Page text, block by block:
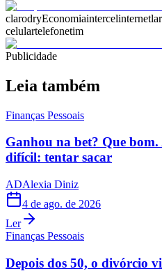
clarodryEconomiaintercelinternet
celulartelefonetim
Publicidade
Leia também
Finanças Pessoais
Ganhou na bet? Que
difícil: tentar sacar
ADAlexia Diniz
4 de ago. de 2026
Ler
Finanças Pessoais
Depois dos 50, o divórcio